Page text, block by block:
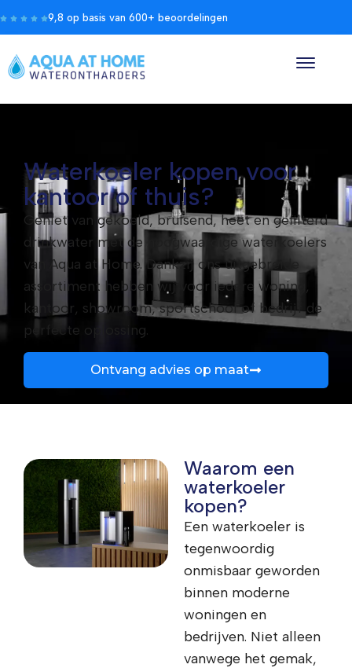
9,8 op basis van 600+ beoordelingen
Waterkoeler kopen voor
kantoor of thuis?
Geniet van gekoeld, bruisend, heet en gefilterd
drinkwater met de hoogwaardige waterkoelers
van Aqua at Home. Dankzij ons uitgebreide
assortiment hebben wij voor iedere woning,
kantoor, showroom, sportschool of bedrijf de
perfecte oplossing.
Ontvang advies op maat
Waarom een
waterkoeler
kopen?
Een waterkoeler is
tegenwoordig
onmisbaar geworden
binnen moderne
woningen en
bedrijven. Niet alleen
vanwege het gemak,